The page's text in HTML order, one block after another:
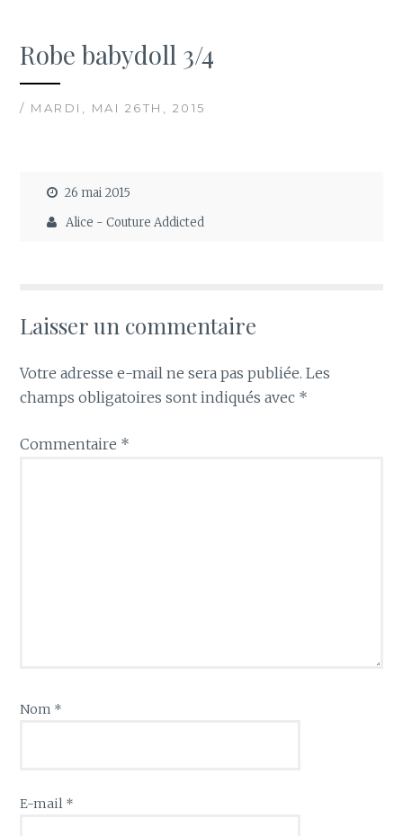
Robe babydoll 3/4
/ MARDI, MAI 26TH, 2015
26 mai 2015
Alice - Couture Addicted
Laisser un commentaire
Votre adresse e-mail ne sera pas publiée. Les
champs obligatoires sont indiqués avec *
Commentaire *
Nom *
E-mail *